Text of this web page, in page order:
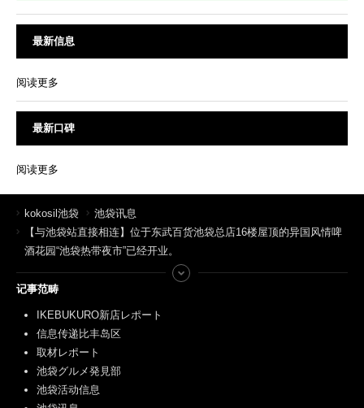
最新信息
阅读更多
最新口碑
阅读更多
kokosil池袋
池袋讯息
【与池袋站直接相连】位于东武百货池袋总店16楼屋顶的异国风情啤
酒花园“池袋热带夜市”已经开业。
记事范畴
IKEBUKURO新店レポート
信息传递比丰岛区
取材レポート
池袋グルメ発見部
池袋活动信息